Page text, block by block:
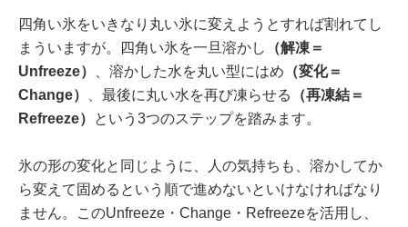
四角い氷をいきなり丸い氷に変えようとすれば割れてし
まういますが。四角い氷を一旦溶かし
（解凍＝
Unfreeze）
、溶かした水を丸い型にはめ （変化＝
Change）
、最後に丸い水を再び凍らせる
（再凍結＝
Refreeze）
という3つのステップを踏みます。
氷の形の変化と同じように、人の気持ちも、溶かしてか
ら変えて固めるという順で進めないといけなければなり
ません。このUnfreeze・Change・Refreezeを活用し、